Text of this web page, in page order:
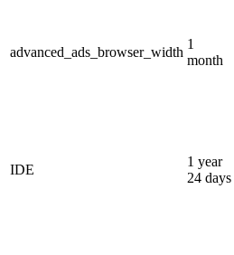
advanced_ads_browser_width
1
month
IDE
1 year
24 days